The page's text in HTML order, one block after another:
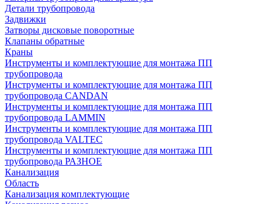
Детали трубопровода
Задвижки
Затворы дисковые поворотные
Клапаны обратные
Краны
Инструменты и комплектующие для монтажа ПП
трубопровода
Инструменты и комплектующие для монтажа ПП
трубопровода CANDAN
Инструменты и комплектующие для монтажа ПП
трубопровода LAMMIN
Инструменты и комплектующие для монтажа ПП
трубопровода VALTEC
Инструменты и комплектующие для монтажа ПП
трубопровода РАЗНОЕ
Канализация
Область
Канализация комплектующие